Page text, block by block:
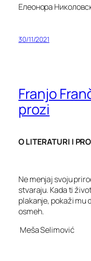
Елеонора
30/11/2021
Franjo
prozi
O LITERATURI I
Ne menjaj svoju
stvaraju. Kada ti
plakanje, pokaži mu
osmeh.
Meša Selimović